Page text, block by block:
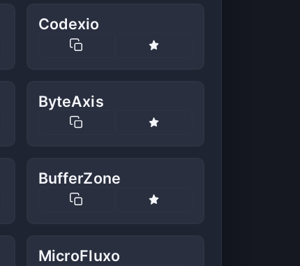
Codexio
ByteAxis
BufferZone
MicroFluxo